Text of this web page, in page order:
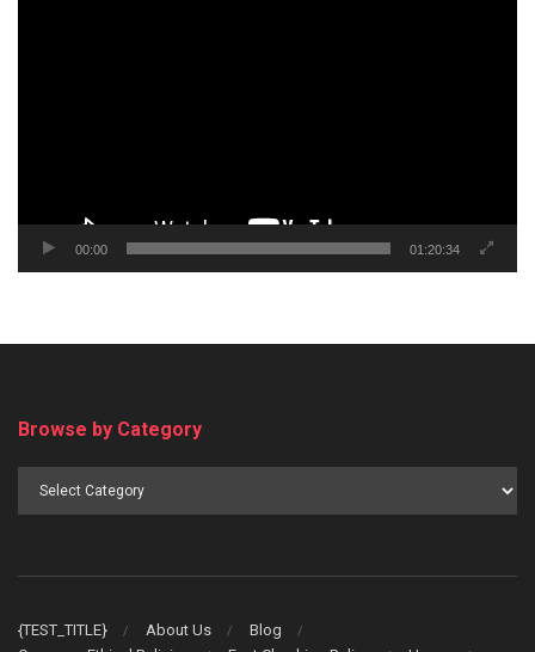
00:00 01:20:34
Browse by Category
{TEST_TITLE} About Us
Blog